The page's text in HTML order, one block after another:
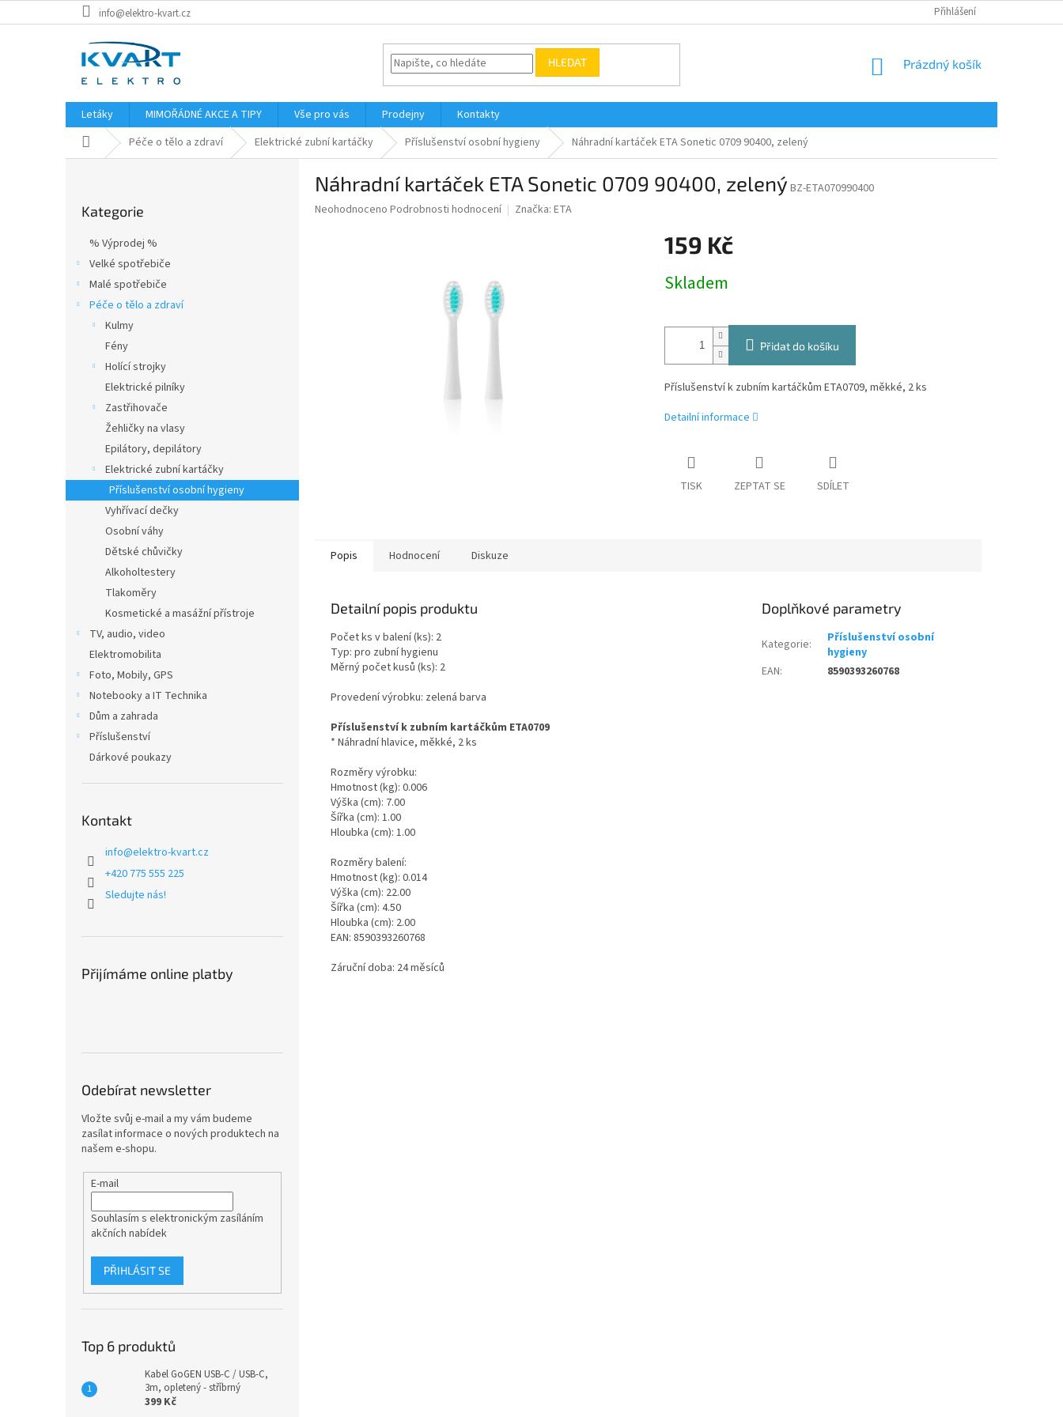
na
info@elektro-kvart.cz Přihlášení
HLEDAT
NÁKUPNÍ
Prázdný košík
Letáky MIMOŘÁDNÉ AKCE A TIPY Vše pro vás Prodejny
Kontakty
Domů Péče o tělo a zdraví Elektrické zubní kartáčky Příslušenství osobní hygieny Náhradní kartáček ETA Sonetic 0709 90400, zelený
kategorie
Kategorie
% Výprodej %
Velké spotřebiče
Malé spotřebiče
Péče o tělo a zdraví
Kulmy
Fény
Holící strojky
Elektrické pilníky
Zastřihovače
Žehličky na vlasy
Epilátory, depilátory
Elektrické zubní kartáčky
Příslušenství osobní hygieny
Vyhřívací dečky
Osobní váhy
Dětské chůvičky
Alkoholtestery
Tlakoměry
Kosmetické a masážní přístroje
TV, audio, video
Elektromobilita
Foto, Mobily, GPS
Notebooky a IT Technika
Dům a zahrada
Příslušenství
Dárkové poukazy
Kontakt
info@elektro-kvart.cz
+420 775 555 225
Sledujte nás!
Přijímáme online platby
Odebírat newsletter
Vložte svůj e-mail a my vám budeme
zasílat informace o nových produktech na
našem e-shopu.
E-mail
Souhlasím s elektronickým zasíláním
akčních nabídek
PŘIHLÁSIT SE
Top 6 produktů
Kabel GoGEN USB-C / USB-C,
3m, opletený - stříbrný
399 Kč
Náhradní kartáček ETA Sonetic 0709 90400, zelený BZ-ETA070990400
Průměrné
Neohodnoceno Podrobnosti hodnocení Značka: ETA
159 Kč
cena:
Skladem
Přidat do košíku
Příslušenství k zubním kartáčkům ETA0709, měkké, 2 ks
Detailní informace
TISK ZEPTAT SE SDÍLET
Popis Hodnocení Diskuze
Detailní popis produktu
Počet ks v balení (ks): 2
Typ: pro zubní hygienu
Měrný počet kusů (ks): 2
Provedení výrobku: zelená barva
Příslušenství k zubním kartáčkům ETA0709
* Náhradní hlavice, měkké, 2 ks
Rozměry výrobku:
Hmotnost (kg): 0.006
Výška (cm): 7.00
Šířka (cm): 1.00
Hloubka (cm): 1.00
Rozměry balení:
Hmotnost (kg): 0.014
Výška (cm): 22.00
Šířka (cm): 4.50
Hloubka (cm): 2.00
EAN: 8590393260768
Záruční doba: 24 měsíců
Doplňkové parametry
Kategorie:
Příslušenství osobní
hygieny
EAN: 8590393260768